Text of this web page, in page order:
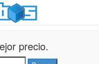
precio.